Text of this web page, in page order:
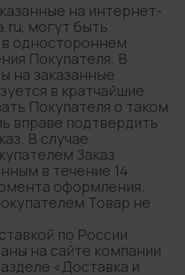
на интернет-
могут быть
одностороннем
Покупателя. В
на заказанные
в кратчайшие
Покупателя о таком
вправе подтвердить
В случае
Заказ
в течение 14
оформления.
Товар не
по России
на сайте компании
«Доставка и